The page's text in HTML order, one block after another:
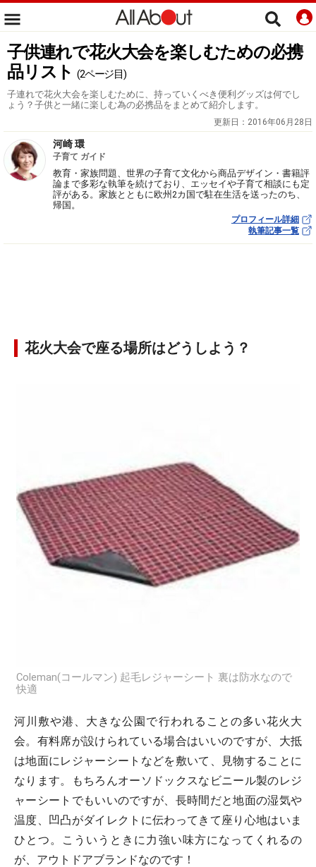
子供連れで花火大会を楽しむための必携
品リスト (2ページ目)
子連れで花火大会を楽しむために、持っていくべき便利グッズは何でし
ょう？子供と一緒に楽しむ為の必携品をまとめて紹介します。
更新日： 2016年06月28日
河崎 環
子育て ガイド
教育・家族問題、世界の子育て文化から商品デザイン・書籍評
論まで多彩な執筆を続けており、エッセイや子育て相談にも定
評がある。家族とともに欧州2カ国で駐在生活を送ったのち、
帰国。
プロフィール詳細
執筆記事一覧
花火大会で座る場所はどうしよう？
Coleman(コールマン) 起毛レジャーシート 裏は防水なので
快適
河川敷や港、大きな公園で行われることの多い花火大
会。有料席が設けられている場合はいいのですが、大抵
は地面にレジャーシートなどを敷いて、見物することに
なります。もちろんオーソドックスなビニール製のレジ
ャーシートでもいいのですが、長時間だと地面の湿気や
温度、凹凸がダイレクトに伝わってきて座り心地はいま
ひとつ。こういうときに力強い味方になってくれるの
が、アウトドアブランドなのです！